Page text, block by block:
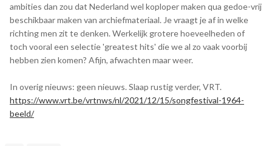
ambities dan zou dat Nederland wel koploper maken qua gedoe-vrij
beschikbaar maken van archiefmateriaal. Je vraagt je af in welke
richting men zit te denken. Werkelijk grotere hoeveelheden of
toch vooral een selectie 'greatest hits' die we al zo vaak voorbij
hebben zien komen? Afijn, afwachten maar weer.
In overig nieuws: geen nieuws. Slaap rustig verder, VRT.
https://www.vrt.be/vrtnws/nl/2021/12/15/songfestival-1964-
beeld/